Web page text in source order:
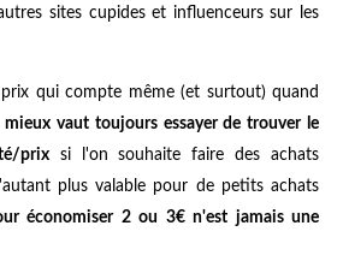
sites cupides et influenceurs sur les
qui compte même (et surtout) quand
mieux vaut toujours essayer de trouver le
prixsi l'on souhaite faire des achats
plus valable pour de petits achats
économiser 2 ou 3€ n'est jamais une